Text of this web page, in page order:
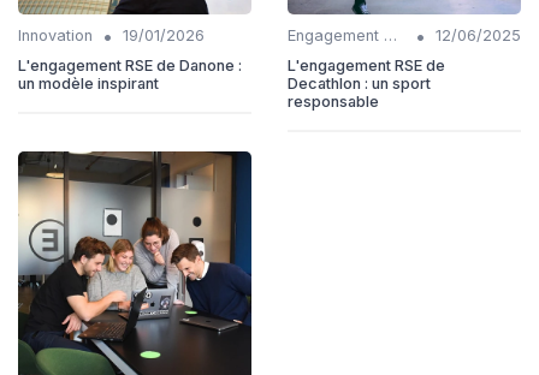
Innovation •
19/01/2026
L'engagement RSE de Danone :
un modèle inspirant
Engagement communautaire •
12/06/2025
L'engagement RSE de
Decathlon : un sport
responsable